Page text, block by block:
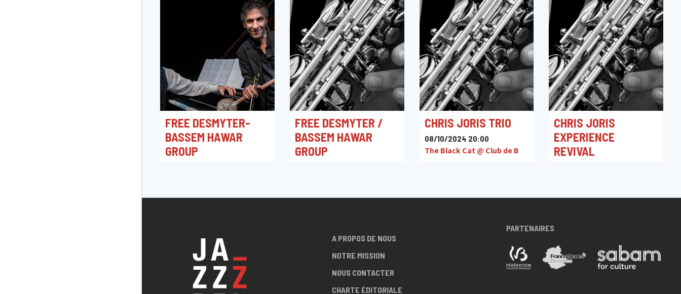
FREE DESMYTER-
BASSEM HAWAR
GROUP
FREE DESMYTER /
BASSEM HAWAR
GROUP
CHRIS JORIS TRIO
08/10/2024 20:00
The Black Cat @ Club de B
CHRIS JORIS
EXPERIENCE
REVIVAL
A PROPOS DE NOUS
NOTRE MISSION
NOUS CONTACTER
CHARTE ÉDITORIALE
PARTENAIRES